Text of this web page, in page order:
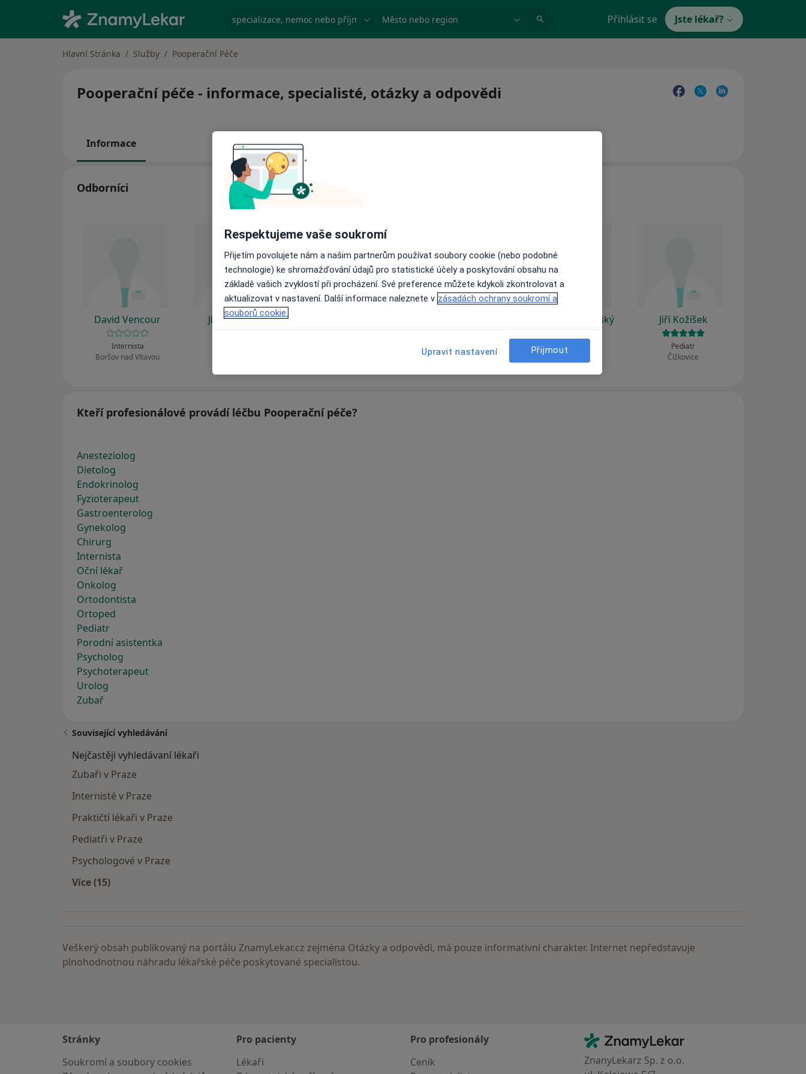
specializace, nemoc nebo příjmení Město nebo region Přihlásit se Jste lékař?
Hlavní Stránka Služby Pooperační Péče
Pooperační péče - informace, specialisté, otázky a odpovědi
Informace
Odborníci
David Vencour
Internista
Boršov nad Vltavou
Jitka Pokorná
Internista
Brno
Bohumil Filipenský
Internista
Jiří Kožíšek
Pediatr
Čížkovice
Kteří profesionálové provádí léčbu Pooperační péče?
Anesteziolog
Dietolog
Endokrinolog
Fyzioterapeut
Gastroenterolog
Gynekolog
Chirurg
Internista
Oční lékař
Onkolog
Ortodontista
Ortoped
Pediatr
Porodní asistentka
Psycholog
Psychoterapeut
Urolog
Zubař
Související vyhledávání
Nejčastěji vyhledávaní lékaři
Zubaři v Praze
Internisté v Praze
Praktičtí lékaři v Praze
Pediatři v Praze
Psychologové v Praze
Více (15)
Veškerý obsah publikovaný na portálu ZnamyLekar.cz zejména Otázky a odpovědi, má pouze informativní charakter. Internet nepředstavuje
plnohodnotnou náhradu lékařské péče poskytované specialistou.
Stránky
Soukromí a soubory cookies
Pro pacienty
Lékaři
Pro profesionály
Ceník
Kontakt
ZnamyLekar - Hlavní stránka
ZnanyLekarz Sp. z o.o.
Respektujeme vaše soukromí
Přijetím povolujete nám a našim partnerům používat soubory cookie (nebo podobné
technologie) ke shromažďování údajů pro statistické účely a poskytování obsahu na
základě vašich zvyklostí při procházení. Své preference můžete kdykoli zkontrolovat a
aktualizovat v nastavení. Další informace naleznete v zásadách ochrany soukromí a
souborů cookie.
Upravit nastavení Přijmout